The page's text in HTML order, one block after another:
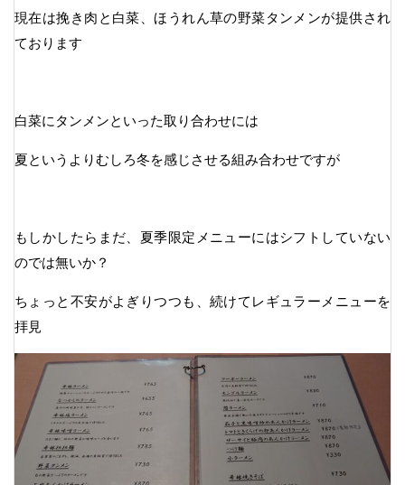
現在は挽き肉と白菜、ほうれん草の野菜タンメンが提供され
ております
白菜にタンメンといった取り合わせには
夏というよりむしろ冬を感じさせる組み合わせですが
もしかしたらまだ、夏季限定メニューにはシフトしていない
のでは無いか？
ちょっと不安がよぎりつつも、続けてレギュラーメニューを
拝見